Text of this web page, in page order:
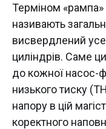
Терміном «рампа»
називають
висвердлений
циліндрів. Саме
до кожної насос-
низького тиску
напору в цій
коректного